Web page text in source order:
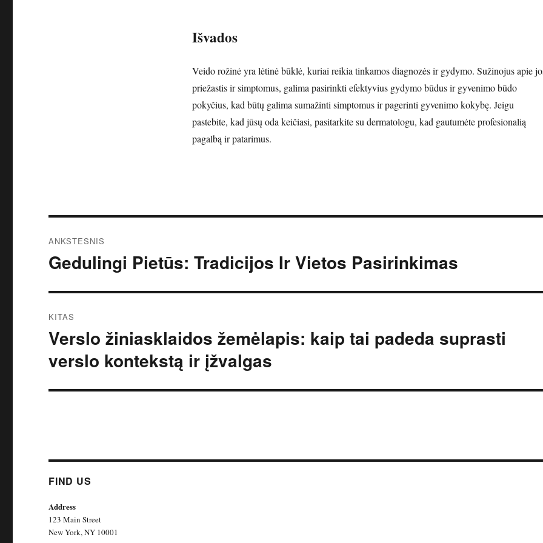
Išvados
Veido rožinė yra lėtinė būklė, kuriai reikia tinkamos diagnozės ir gydymo. Sužinojus apie
priežastis ir simptomus, galima pasirinkti efektyvius gydymo būdus ir gyvenimo būdo
pokyčius, kad būtų galima sumažinti simptomus ir pagerinti gyvenimo kokybę. Jeigu
pastebite, kad jūsų oda keičiasi, pasitarkite su dermatologu, kad gautumėte profesionalią
pagalbą ir patarimus.
tarp
ANKSTESNIS
Ankstesnis
Gedulingi Pietūs: Tradicijos Ir Vietos Pasirinkimas
KITAS
Kitas
Verslo žiniasklaidos žemėlapis: kaip tai padeda suprasti
verslo kontekstą ir įžvalgas
FIND US
Address
123 Main Street
New York, NY 10001